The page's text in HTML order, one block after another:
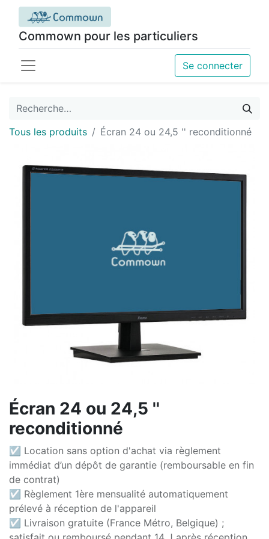
Commown pour les particuliers
Se connecter
Tous les produits Écran 24 ou 24,5 '' reconditionné
Écran 24 ou 24,5 ''
reconditionné
☑ Location sans option d'achat via règlement
immédiat d’un dépôt de garantie (remboursable en fin
de contrat)
☑ Règlement 1ère mensualité automatiquement
prélevé à réception de l'appareil
☑ Livraison gratuite (France Métro, Belgique) ;